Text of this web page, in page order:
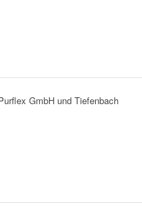
GmbH und Tiefenbach